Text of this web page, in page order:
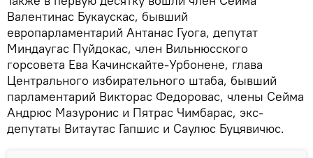
Валентинас Букаускас, бывший
европарламентарий Антанас Гуога, депутат
Миндаугас Пуйдокас, член Вильнюсского
горсовета Ева Качинскайте-Урбонене, глава
Центрального избирательного штаба, бывший
парламентарий Викторас Федоровас, члены Сейма
Андрюс Мазуронис и Пятрас Чимбарас, экс-
депутаты Витаутас Гапшис и Саулюс Буцявичюс.